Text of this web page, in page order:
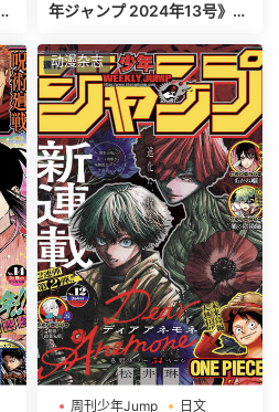
年ジャンプ 2024年13号》高
动漫杂志
周刊少年Jump 日文